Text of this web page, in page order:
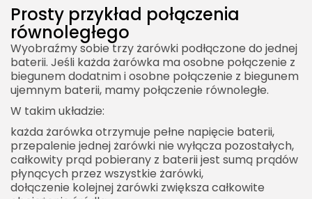
Prosty przykład połączenia
równoległego
Wyobraźmy sobie trzy żarówki podłączone do jednej
baterii. Jeśli każda żarówka ma osobne połączenie z
biegunem dodatnim i osobne połączenie z biegunem
ujemnym baterii, mamy połączenie równoległe.
W takim układzie:
każda żarówka otrzymuje pełne napięcie baterii,
przepalenie jednej żarówki nie wyłącza pozostałych,
całkowity prąd pobierany z baterii jest sumą prądów
płynących przez wszystkie żarówki,
dołączenie kolejnej żarówki zwiększa całkowite
Połączenie równoległe baterii i akumulatorów
Co rośnie przy połączeniu równoległym
akumulatorów?
Warunki bezpiecznego łączenia akumulatorów
Równoległe połączenie ogniw litowych
Połączenie równoległe a moc elektryczna
Moc rezystora w połączeniu równoległym
Połączenie równoległe a prawa Kirchhoffa
Pierwsze prawo Kirchhoffa